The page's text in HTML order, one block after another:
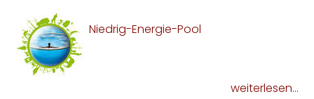
Niedrig-Energie-Pool
weiterlesen...